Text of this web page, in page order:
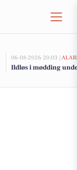
06-08-2026 20:03 |
Ildløs i mødding